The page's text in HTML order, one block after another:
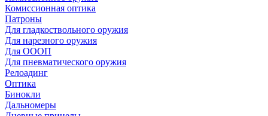
Комиссионная оптика
Патроны
Для гладкоствольного оружия
Для нарезного оружия
Для ОООП
Для пневматического оружия
Релоадинг
Оптика
Бинокли
Дальномеры